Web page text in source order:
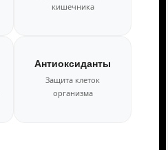
кишечника
Антиоксиданты
Защита клеток
организма